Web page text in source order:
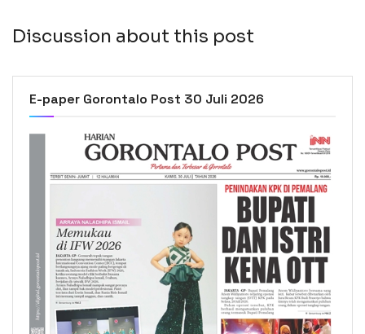
Discussion about this post
E-paper Gorontalo Post 30 Juli 2026